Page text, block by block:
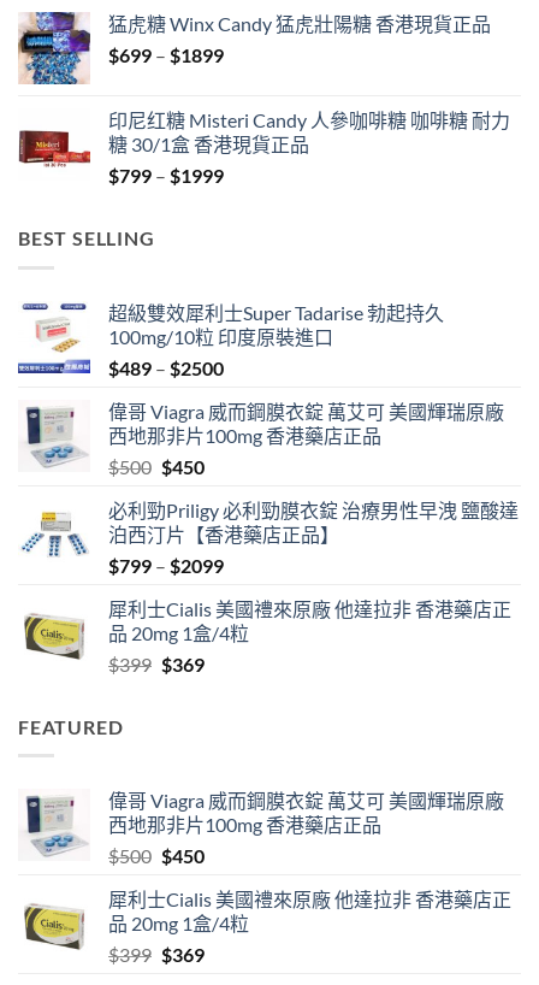
through
$1849
猛虎糖 Winx Candy 猛虎壯陽糖 香港現貨正品
$699 – $1899Price
through
$1899
印尼红糖 Misteri Candy 人參咖啡糖 咖啡糖 耐力
糖 30/1盒 香港現貨正品
$799 – $1999Price
BEST SELLING
超級雙效犀利士Super Tadarise 勃起持久
100mg/10粒 印度原裝進口
$489 – $2500Price
$489
through
偉哥 Viagra 威而鋼膜衣錠 萬艾可 美國輝瑞原廠
西地那非片100mg 香港藥店正品
$500 Original
was:
$500.
$450Current
is:
$450.
必利勁Priligy 必利勁膜衣錠 治療男性早洩 鹽酸達
泊西汀片【香港藥店正品】
$799 – $2099Price
$799
through
犀利士Cialis 美國禮來原廠 他達拉非 香港藥店正
品 20mg 1盒/4粒
$399 Original
$369Current
FEATURED
偉哥 Viagra 威而鋼膜衣錠 萬艾可 美國輝瑞原廠
西地那非片100mg 香港藥店正品
$500 Original
was:
$500.
$450Current
is:
$450.
犀利士Cialis 美國禮來原廠 他達拉非 香港藥店正
品 20mg 1盒/4粒
$399 Original
$369Current